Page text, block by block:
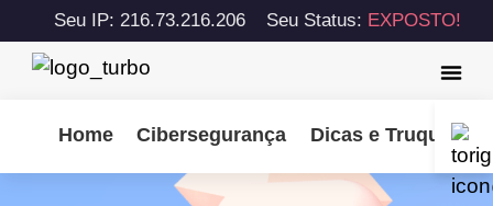
Seu IP: 216.73.216.206 Seu Status: EXPOSTO!
Home Cibersegurança Dicas e Truques